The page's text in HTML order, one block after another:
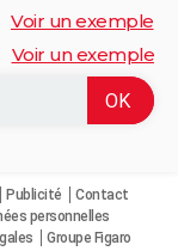
Voir un exemple
Voir un exemple
Publicité
Contact
personnelles
Groupe Figaro